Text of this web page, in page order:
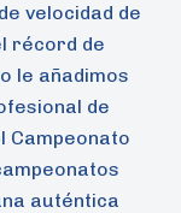
velocidad de
récord de
le añadimos
de
Campeonato
auténtica